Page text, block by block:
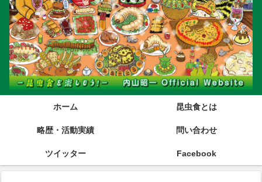
ホーム 昆虫食とは
略歴・活動実績 問い合わせ
ツイッター Facebook